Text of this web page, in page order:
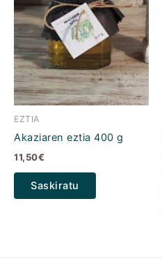
EZTIA
Akaziaren eztia 400 g
11,50€
Saskiratu